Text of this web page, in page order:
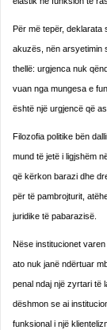
Për më tepër, deklarata
akuzës, nën arsyetimin
thellë: urgjenca nuk
vuan nga mungesa e
është një urgjencë që
Filozofia politike bën
mund të jetë i ligjshëm
që kërkon barazi dhe
për të pambrojturit,
juridike të pabarazisë.
Nëse institucionet
ato nuk janë ndërtuar
penal ndaj një zyrtari të
dëshmon se ai
funksional i një